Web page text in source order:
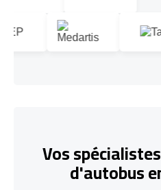
Vos
d'autobus